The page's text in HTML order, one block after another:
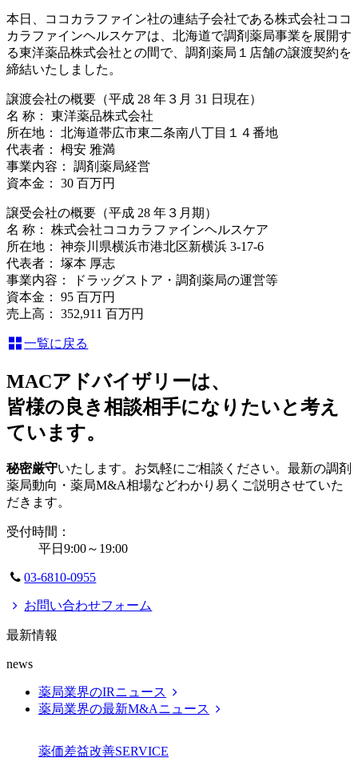
本日、ココカラファイン社の連結子会社である株式会社ココ
カラファインヘルスケアは、北海道で調剤薬局事業を展開す
る東洋薬品株式会社との間で、調剤薬局１店舗の譲渡契約を
締結いたしました。
譲渡会社の概要（平成 28 年３月 31 日現在）
名 称： 東洋薬品株式会社
所在地： 北海道帯広市東二条南八丁目１４番地
代表者： 栂安 雅満
事業内容： 調剤薬局経営
資本金： 30 百万円
譲受会社の概要（平成 28 年３月期）
名 称： 株式会社ココカラファインヘルスケア
所在地： 神奈川県横浜市港北区新横浜 3-17-6
代表者： 塚本 厚志
事業内容： ドラッグストア・調剤薬局の運営等
資本金： 95 百万円
売上高： 352,911 百万円
一覧に戻る
MACアドバイザリーは、
皆様の良き相談相手になりたいと考え
ています。
秘密厳守いたします。お気軽にご相談ください。最新の調剤
薬局動向・薬局M&A相場などわかり易くご説明させていた
だきます。
受付時間：
平日9:00～19:00
03-6810-0955
お問い合わせフォーム
最新情報
news
薬局業界のIRニュース
薬局業界の最新M&Aニュース
薬価差益改善SERVICE